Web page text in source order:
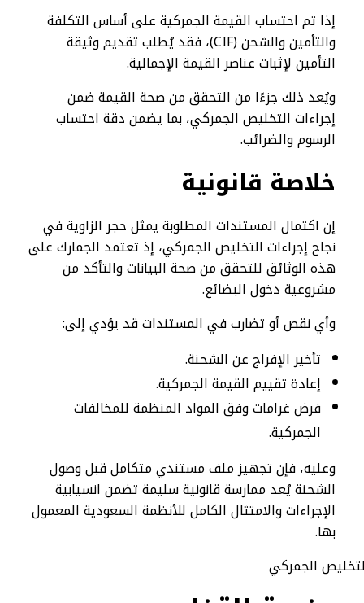
إذا تم احتساب القيمة الجمركية على أساس التكلفة
والتأمين والشحن (CIF)، فقد يُطلب تقديم وثيقة
التأمين لإثبات عناصر القيمة الإجمالية.
ويُعد ذلك جزءًا من التحقق من صحة القيمة ضمن
إجراءات التخليص الجمركي، بما يضمن دقة احتساب
الرسوم والضرائب.
خلاصة قانونية
إن اكتمال المستندات المطلوبة يمثل حجر الزاوية في
نجاح إجراءات التخليص الجمركي، إذ تعتمد الجمارك على
هذه الوثائق للتحقق من صحة البيانات والتأكد من
مشروعية دخول البضائع.
وأي نقص أو تضارب في المستندات قد يؤدي إلى:
تأخير الإفراج عن الشحنة.
إعادة تقييم القيمة الجمركية.
فرض غرامات وفق المواد المنظمة للمخالفات
الجمركية.
وعليه، فإن تجهيز ملف مستندي متكامل قبل وصول
الشحنة يُعد ممارسة قانونية سليمة تضمن انسيابية
الإجراءات والامتثال الكامل للأنظمة السعودية المعمول
بها.